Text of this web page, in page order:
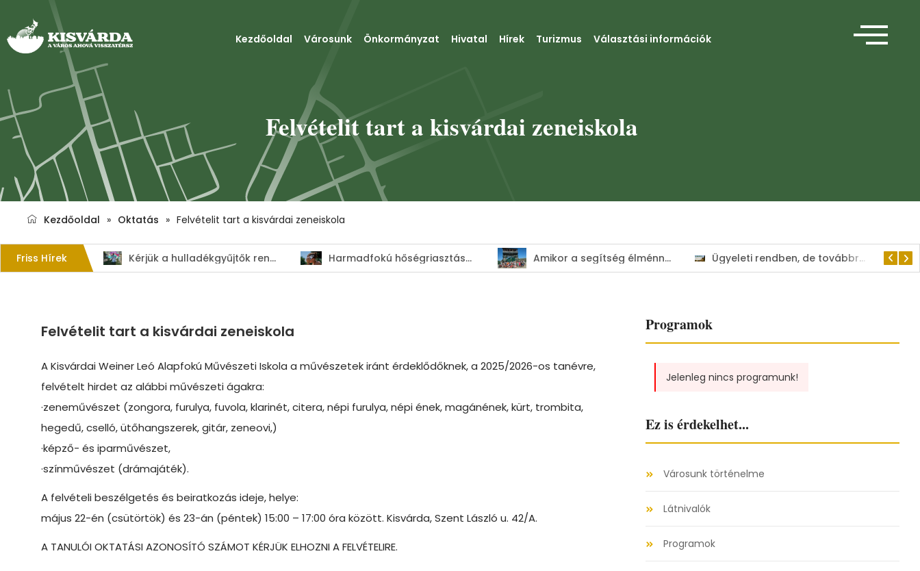
Kezdőoldal Városunk Önkormányzat Hivatal Hírek Turizmus Választási információk
Felvételit tart a kisvárdai zeneiskola
Kezdőoldal » Oktatás » Felvételit tart a kisvárdai zeneiskola
Friss Hírek Kérjük a hulladékgyűjtők rendeltetésszerű használatát! Harmadfokú hőségriasztás–MEGHOSSZABBÍTVA! Amikor a segítség élménnyé válik Ügyeleti rendben, de továbbra is a lakosság szolgálatában tart nyitva a Kisvárdai Polgármesteri Hivatal
Felvételit tart a kisvárdai zeneiskola
A Kisvárdai Weiner Leó Alapfokú Művészeti Iskola a művészetek iránt érdeklődőknek, a 2025/2026-os tanévre,
felvételt hirdet az alábbi művészeti ágakra:
·zeneművészet (zongora, furulya, fuvola, klarinét, citera, népi furulya, népi ének, magánének, kürt, trombita,
hegedű, cselló, ütőhangszerek, gitár, zeneovi,)
·képző- és iparművészet,
·színművészet (drámajáték).
A felvételi beszélgetés és beiratkozás ideje, helye:
május 22-én (csütörtök) és 23-án (péntek) 15:00 – 17:00 óra között. Kisvárda, Szent László u. 42/A.
A TANULÓI OKTATÁSI AZONOSÍTÓ SZÁMOT KÉRJÜK ELHOZNI A FELVÉTELIRE.
Programok
Jelenleg nincs programunk!
Ez is érdekelhet...
Városunk történelme
Látnivalók
Programok